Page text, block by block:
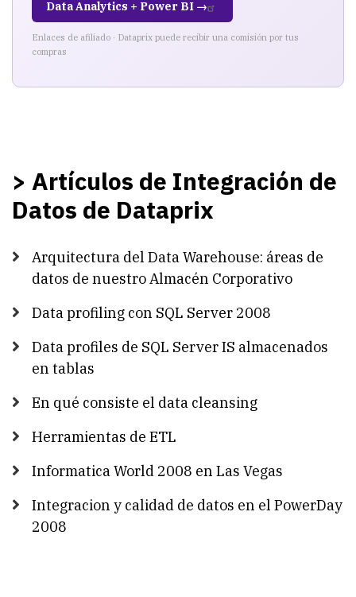
Data Analytics + Power BI →
Enlaces de afiliado · Dataprix puede recibir una comisión por tus
compras
> Artículos de Integración de
Datos de Dataprix
Arquitectura del Data Warehouse: áreas de
datos de nuestro Almacén Corporativo
Data profiling con SQL Server 2008
Data profiles de SQL Server IS almacenados
en tablas
En qué consiste el data cleansing
Herramientas de ETL
Informatica World 2008 en Las Vegas
Integracion y calidad de datos en el PowerDay
2008